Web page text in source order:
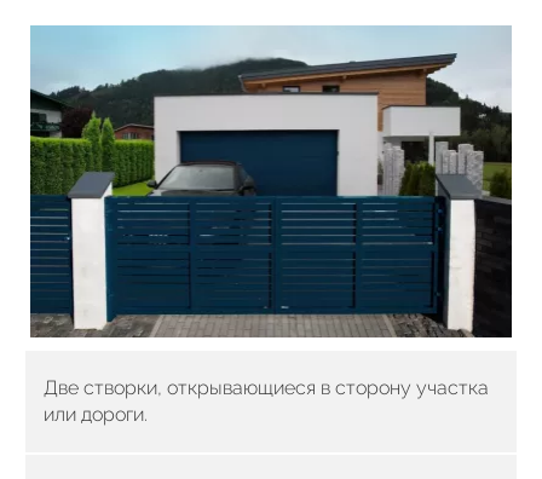
Две створки, открывающиеся в сторону участка
или дороги.